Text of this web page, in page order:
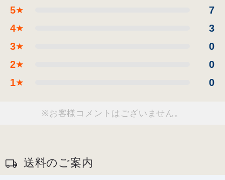
5★
7
4★
3
3★
0
2★
0
1★ 0
※お客様コメントはございません。
送料のご案内